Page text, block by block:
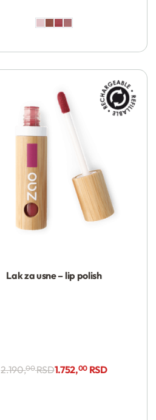
Lak za usne – lip polish
2.190,00RSD1.752,00 RSD